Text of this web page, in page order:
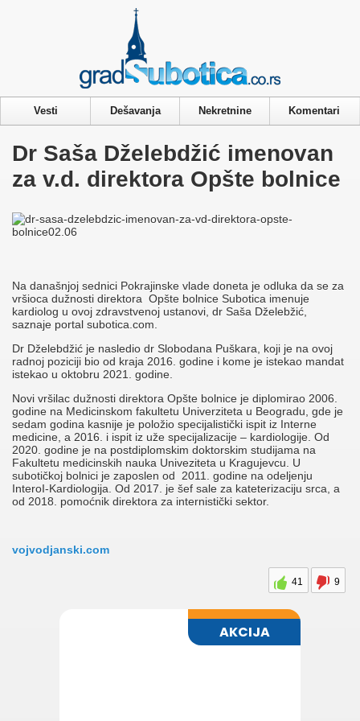
Vesti Dešavanja Nekretnine Komentari
Dr Saša Dželebdžić imenovan
za v.d. direktora Opšte bolnice
Na današnjoj sednici Pokrajinske vlade doneta je odluka da se za
vršioca dužnosti direktora Opšte bolnice Subotica imenuje
kardiolog u ovoj zdravstvenoj ustanovi, dr Saša Dželebžić,
saznaje portal subotica.com.
Dr Dželebdžić je nasledio dr Slobodana Puškara, koji je na ovoj
radnoj poziciji bio od kraja 2016. godine i kome je istekao mandat
istekao u oktobru 2021. godine.
Novi vršilac dužnosti direktora Opšte bolnice je diplomirao 2006.
godine na Medicinskom fakultetu Univerziteta u Beogradu, gde je
sedam godina kasnije je položio specijalistički ispit iz Interne
medicine, a 2016. i ispit iz uže specijalizacije – kardiologije. Od
2020. godine je na postdiplomskim doktorskim studijama na
Fakultetu medicinskih nauka Univeziteta u Kragujevcu. U
subotičkoj bolnici je zaposlen od 2011. godine na odeljenju
InteroI-Kardiologija. Od 2017. je šef sale za kateterizaciju srca, a
od 2018. pomoćnik direktora za internistički sektor.
vojvodjanski.com
41 9
Privacy & Cookies Policy